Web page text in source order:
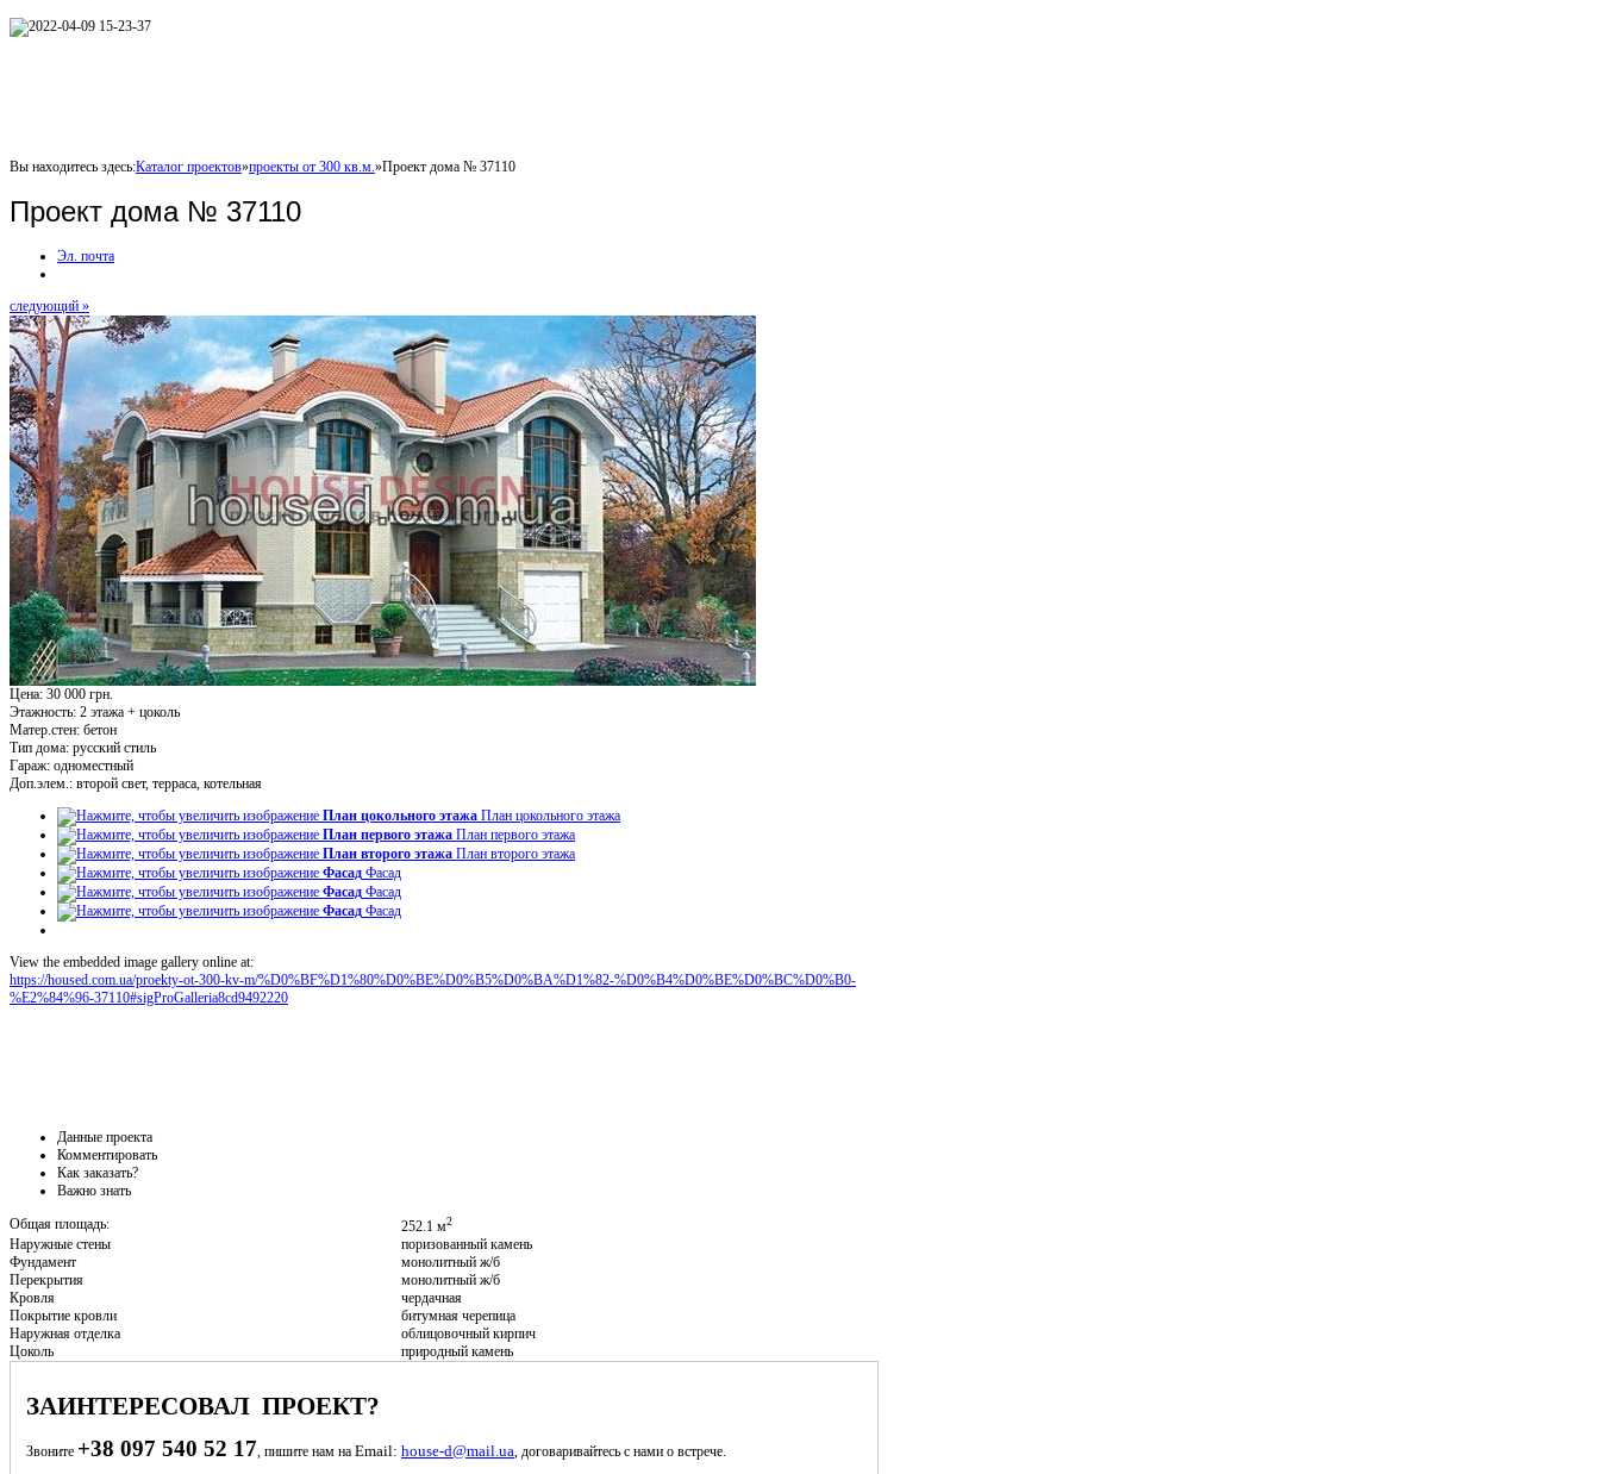
Вы находитесь здесь:Каталог проектов»проекты от 300 кв.м. »Проект дома № 37110
Проект дома № 37110
Эл. почта
следующий »
Цена: 30 000 грн.
Этажность: 2 этажа + цоколь
Матер.стен: бетон
Тип дома: русский стиль
Гараж: одноместный
Доп.элем.: второй свет, терраса, котельная
План цокольного этажа План цокольного этажа
План первого этажа План первого этажа
План второго этажа План второго этажа
Фасад Фасад
Фасад Фасад
Фасад Фасад
View the embedded image gallery online at:
https://housed.com.ua/proekty-ot-300-kv-m/%D0%BF%D1%80%D0%BE%D0%B5%D0%BA%D1%82-%D0%B4%D0%BE%D0%BC%D0%B0-
%E2%84%96-37110#sigProGalleria8cd9492220
Данные проекта
Комментировать
Как заказать?
Важно знать
Общая площадь:
252.1 м2
Наружные стены
поризованный камень
Фундамент
монолитный ж/б
Перекрытия
монолитный ж/б
Кровля
чердачная
Покрытие кровли
битумная черепица
Наружная отделка
облицовочный кирпич
Цоколь
природный камень
ЗАИНТЕРЕСОВАЛ ПРОЕКТ?
Звоните +38 097 540 52 17 , пишите нам на Email: house-d@mail.ua , договаривайтесь с нами о встрече.